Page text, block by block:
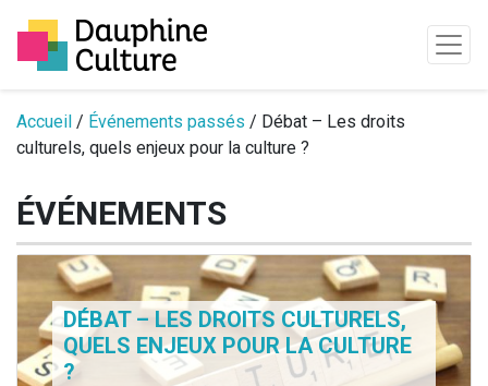
Passer au contenu
Accueil / Événements passés / Débat – Les droits
culturels, quels enjeux pour la culture ?
ÉVÉNEMENTS
DÉBAT – LES DROITS CULTURELS,
QUELS ENJEUX POUR LA CULTURE
?